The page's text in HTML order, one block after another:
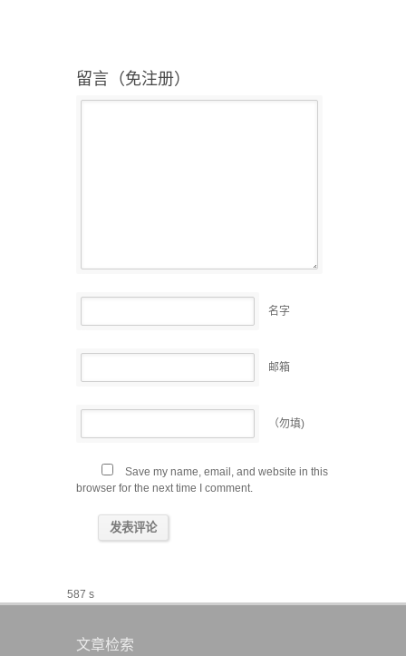
留言（免注册）
名字
邮箱
（勿填)
Save my name, email, and website in this
browser for the next time I comment.
587 s
文章检索